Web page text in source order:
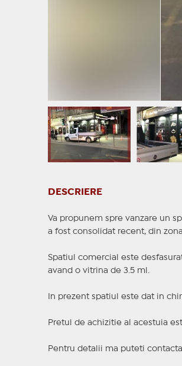
DESCRIERE
Va propunem spre vanzare un
a fost consolidat recent, din
Spatiul comercial este
avand o vitrina de 3.5 ml.
In prezent spatiul este dat in
Pretul de achizitie al acestuia
Pentru detalii ma puteti contacta